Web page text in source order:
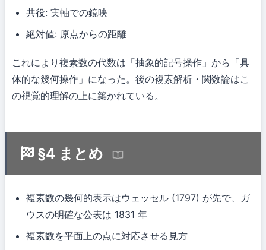
共役: 実軸での鏡映
絶対値: 原点からの距離
これにより複素数の代数は「抽象的記号操作」から「具
体的な幾何操作」になった。後の複素解析・関数論はこ
の視覚的理解の上に築かれている。
§4 まとめ
複素数の幾何的表示はウェッセル (1797) が先で、ガ
ウスの明確な公表は 1831 年
複素数を平面上の点に対応させる見方